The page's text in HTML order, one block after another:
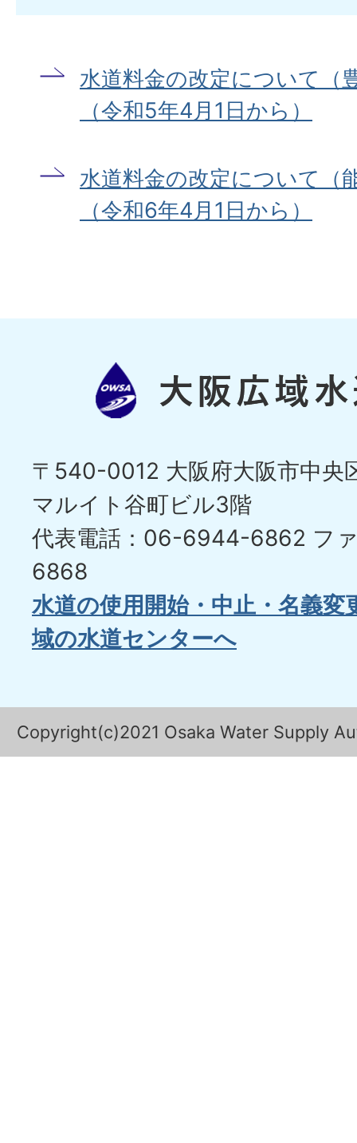
水道料金の改定について（
（令和5年4月1日から）
水道料金の改定について（
（令和6年4月1日から）
〒540-0012 大阪府大阪市中央
マルイト谷町ビル3階
代表電話：06-6944-6862 フ
6868
水道の使用開始・中止・名義変
域の水道センターへ
Copyright(c)2021 Osaka Water Supply